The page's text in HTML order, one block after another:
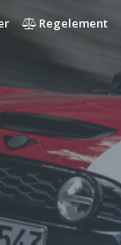
Regelement